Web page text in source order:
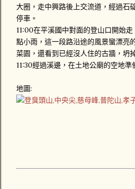
大圈，走中興路後上交流道，經過石
停車。
11:00在平溪國中對面的登山口開始
點小雨，這一段路沿途的風景蠻漂亮
菜園，還看到已經沒人住的古牆，坍
11:30經過溪邊，在土地公廟的空地準
地圖: